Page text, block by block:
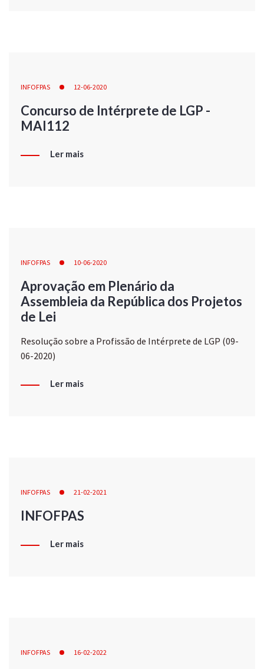
INFOFPAS 12-06-2020
Concurso de Intérprete de LGP -
MAI112
Ler mais
INFOFPAS 10-06-2020
Aprovação em Plenário da
Assembleia da República dos Projetos
de Lei
Resolução sobre a Profissão de Intérprete de LGP (09-
06-2020)
Ler mais
INFOFPAS 21-02-2021
INFOFPAS
Ler mais
INFOFPAS 16-02-2022